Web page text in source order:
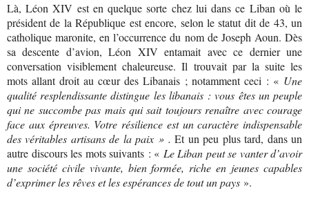
Là, Léon XIV est en quelque sorte chez lui dans ce Liban où le
président de la République est encore, selon le statut dit de 43, un
catholique maronite, en l’occurrence du nom de Joseph Aoun. Dès
sa descente d’avion, Léon XIV entamait avec ce dernier une
conversation visiblement chaleureuse. Il trouvait par la suite les
mots allant droit au cœur des Libanais ; notamment ceci : « Une
qualité resplendissante distingue les libanais : vous êtes un peuple
qui ne succombe pas mais qui sait toujours renaître avec courage
face aux épreuves. Votre résilience est un caractère indispensable
des véritables artisans de la paix » .Et un peu plus tard, dans un
autre discours les mots suivants : « Le Liban peut se vanter d’avoir
une société civile vivante, bien formée, riche en jeunes capables
d’exprimer les rêves et les espérances de tout un pays ».